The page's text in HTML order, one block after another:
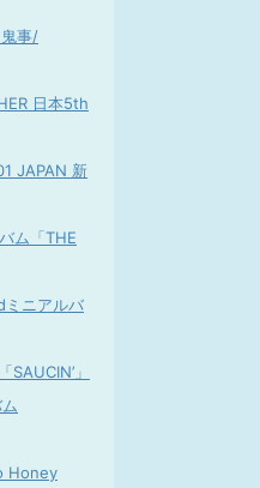
事/
日本5th
JAPAN 新
ム「THE
ミニアルバ
」
Honey